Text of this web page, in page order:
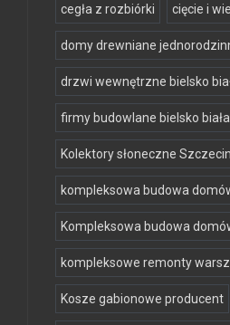
cegła z rozbiórki cięcie i
domy drewniane
drzwi wewnętrzne bielsko
firmy budowlane bielsko
Kolektory słoneczne Szczecin
kompleksowa budowa
Kompleksowa budowa
kompleksowe remonty
Kosze gabionowe producent